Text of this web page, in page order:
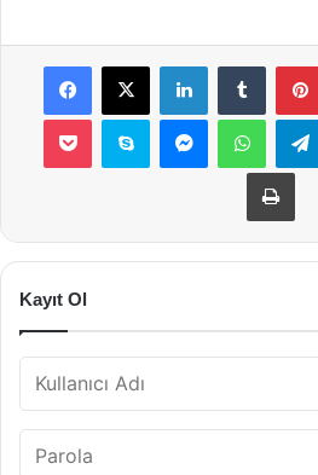
Facebook
X LinkedInTumblr
Pocket Skype Messenger
Kayıt Ol